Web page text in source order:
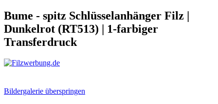
Bume - spitz Schlüsselanhänger Filz |
Dunkelrot (RT513) | 1-farbiger
Transferdruck
Bildergalerie überspringen